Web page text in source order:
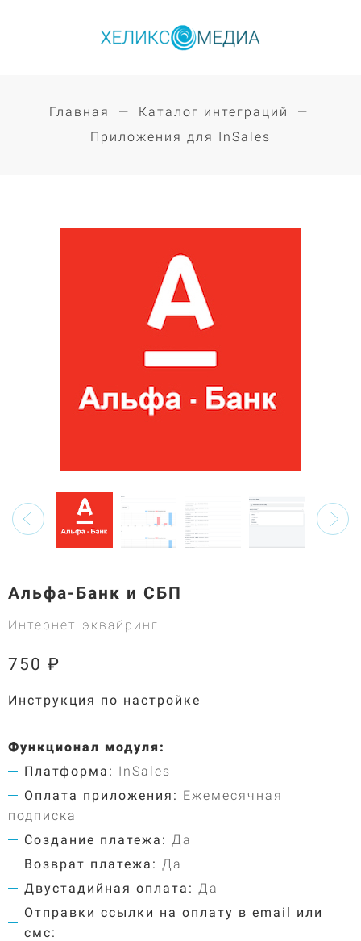
Главная
Каталог интеграций
Приложения для InSales
Альфа-Банк и СБП
Интернет-эквайринг
750 ₽
Инструкция по настройке
Функционал модуля:
Платформа: InSales
Оплата приложения: Ежемесячная
подписка
Создание платежа: Да
Возврат платежа: Да
Двустадийная оплата: Да
Отправки ссылки на оплату в email или
смс: